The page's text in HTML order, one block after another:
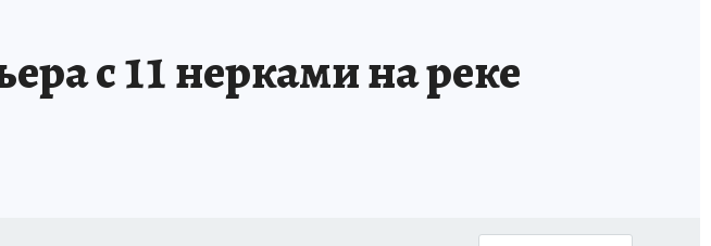
– 2024 ИСПЫТАНО НА СЕБЕ
с 11 нерками на реке